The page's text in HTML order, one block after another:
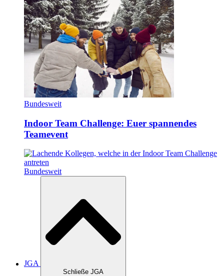
Bundesweit
Indoor Team Challenge: Euer spannendes
Teamevent
Bundesweit
JGA
Schließe JGA